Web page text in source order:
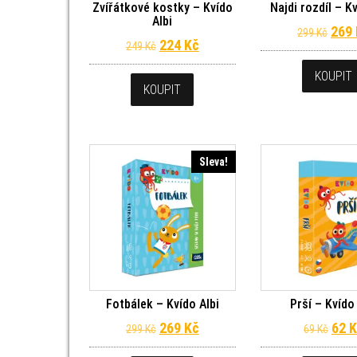
Zvířátkové kostky – Kvído
Albi
249Kč Původní cena byla: 249 Kč.
224 KčAktuální cena je: 224 Kč.
KOUPIT
Najdi rozdíl –
299Kč 269
KOUPIT
Sleva!
Fotbálek – Kvído Albi
299Kč Původní cena byla: 299 Kč.
269 KčAktuální cena je: 269 Kč.
Prší – Kvído
69Kč 62